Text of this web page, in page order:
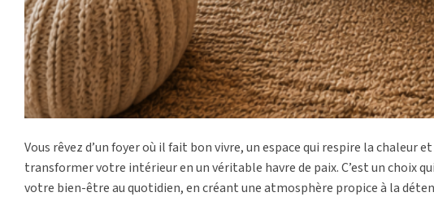
Vous rêvez d’un foyer où il fait bon vivre, un espace qui respire la chaleur
transformer votre intérieur en un véritable havre de paix. C’est un choix
votre bien-être au quotidien, en créant une atmosphère propice à la